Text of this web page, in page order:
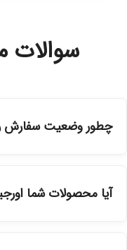
سوالات
چطور وضعیت سفارش
سفارشات در سایت،
آیا محصولات شما